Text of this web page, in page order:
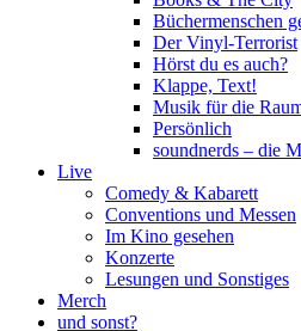
Büchermenschen
Der Vinyl-Terrorist
Hörst du es auch?
Klappe, Text!
Musik für die
Persönlich
soundnerds – die
Live
Comedy & Kabarett
Conventions und Messen
Im Kino gesehen
Konzerte
Lesungen und Sonstiges
Merch
und sonst?